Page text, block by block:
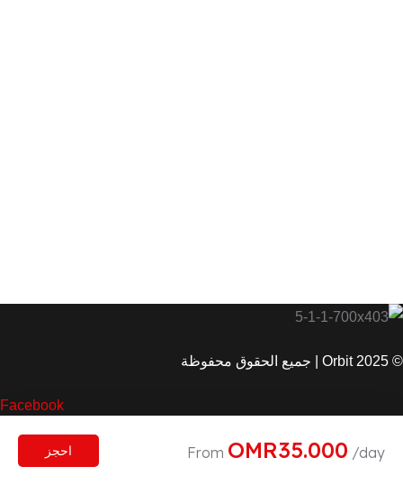
From OMR35.000 /day احجز
© 2025 Orbit | جميع الحقوق محفوظة
Facebook